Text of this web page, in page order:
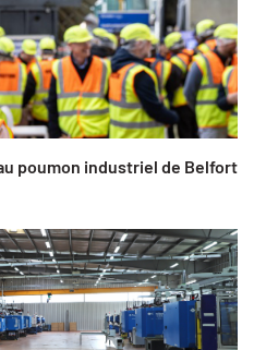
poumon industriel de Belfort